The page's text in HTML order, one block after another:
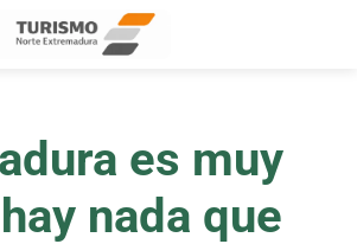
es muy
nada que